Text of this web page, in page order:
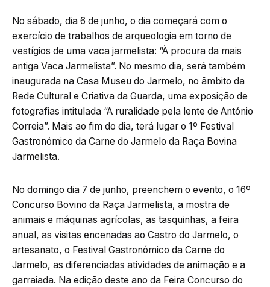
No sábado, dia 6 de junho, o dia começará com o
exercício de trabalhos de arqueologia em torno de
vestígios de uma vaca jarmelista: “À procura da mais
antiga Vaca Jarmelista”. No mesmo dia, será também
inaugurada na Casa Museu do Jarmelo, no âmbito da
Rede Cultural e Criativa da Guarda, uma exposição de
fotografias intitulada “A ruralidade pela lente de António
Correia”. Mais ao fim do dia, terá lugar o 1º Festival
Gastronómico da Carne do Jarmelo da Raça Bovina
Jarmelista.
No domingo dia 7 de junho, preenchem o evento, o 16º
Concurso Bovino da Raça Jarmelista, a mostra de
animais e máquinas agrícolas, as tasquinhas, a feira
anual, as visitas encenadas ao Castro do Jarmelo, o
artesanato, o Festival Gastronómico da Carne do
Jarmelo, as diferenciadas atividades de animação e a
garraiada. Na edição deste ano da Feira Concurso do